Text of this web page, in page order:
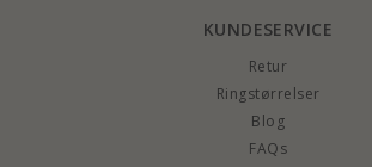
KUNDESERVICE
Retur
Ringstørrelser
Blog
FAQs